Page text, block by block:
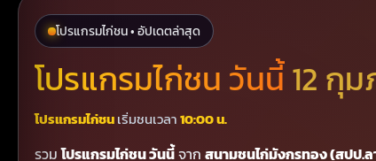
โปรแกรมไก่ชน • อัปเดตล่าสุด
โปรแกรมไก่ชน วันนี้12 กุ
โปรแกรมไก่ชนเริ่มชนเวลา10:00 น.
รวมโปรแกรมไก่ชน วันนี้จาก สนามชนไก่มังกรทอง (สปป.ล